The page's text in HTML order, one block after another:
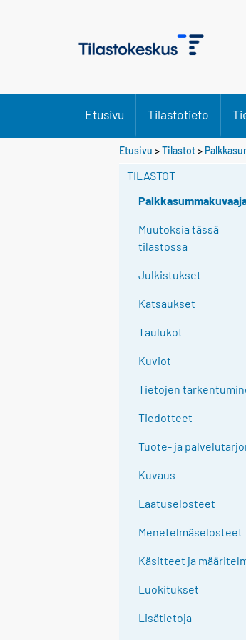
Etusivu Tilastotieto
Etusivu >Tilastot>
TILASTOT
Muutoksia tässä
tilastossa
Julkistukset
Katsaukset
Taulukot
Kuviot
Tietojen
Tiedotteet
Tuote- ja
Kuvaus
Laatuselosteet
Menetelmäselosteet
Käsitteet ja
Luokitukset
Lisätietoja